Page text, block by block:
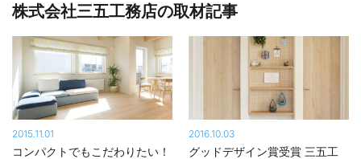
株式会社三五工務店の取材記事
2015.11.01
コンパクトでもこだわりたい！
2016.10.03
グッドデザイン賞受賞 三五工